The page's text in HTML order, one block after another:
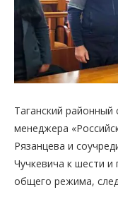
Таганский
менеджера
Рязанцева и
Чучкевича к шести
общего режима,